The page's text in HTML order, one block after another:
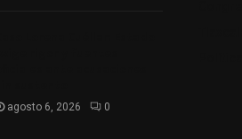
agosto 6, 2026 0